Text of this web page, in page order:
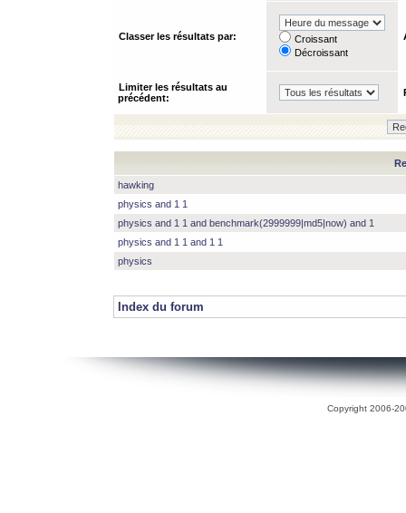
Classer les résultats par:
Croissant
Décroissant
Limiter les résultats au
précédent:
hawking
physics and 1 1
physics and 1 1 and benchmark(2999999|md5|now) and 1
physics and 1 1 and 1 1
physics
Index du forum
Copyright 2006-